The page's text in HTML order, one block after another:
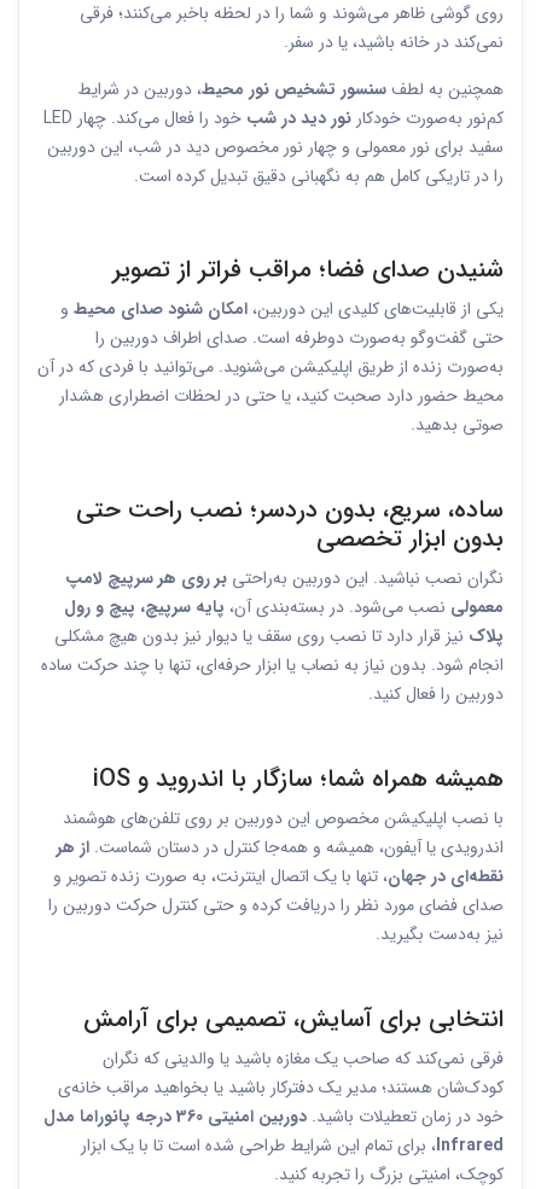
روی گوشی ظاهر می‌شوند و شما را در لحظه باخبر می‌کنند؛ فرقی
نمی‌کند در خانه باشید، یا در سفر.
همچنین به لطفسنسور تشخیص نور محیط، دوربین در شرایط
کم‌نور به‌صورت خودکار نور دید در شب
خود را فعال می‌کند. چهار LED
سفید برای نور معمولی و چهار نور مخصوص دید در شب، این دوربین
را در تاریکی کامل هم به نگهبانی دقیق تبدیل کرده است.
شنیدن صدای فضا؛ مراقب فراتر از تصویر
یکی از قابلیت‌های کلیدی این دوربین، امکان شنود صدای محیط و
حتی گفت‌وگو به‌صورت دوطرفه است. صدای اطراف دوربین را
به‌صورت زنده از طریق اپلیکیشن می‌شنوید. می‌توانید با فردی که در آن
محیط حضور دارد صحبت کنید، یا حتی در لحظات اضطراری هشدار
صوتی بدهید.
ساده، سریع، بدون دردسر؛ نصب راحت حتی
بدون ابزار تخصصی
نگران نصب نباشید. این دوربین به‌راحتی بر روی هر سرپیچ لامپ
معمولی نصب می‌شود. در بسته‌بندی آن، پایه سرپیچ، پیچ و رول
پلاک نیز قرار دارد تا نصب روی سقف یا دیوار نیز بدون هیچ مشکلی
انجام شود. بدون نیاز به نصاب یا ابزار حرفه‌ای، تنها با چند حرکت ساده
دوربین را فعال کنید.
همیشه همراه شما؛ سازگار با اندروید و iOS
با نصب اپلیکیشن مخصوص این دوربین بر روی تلفن‌های هوشمند
اندرویدی یا آیفون، همیشه و همه‌جا کنترل در دستان شماست. از هر
نقطه‌ای در جهان، تنها با یک اتصال اینترنت، به صورت زنده تصویر و
صدای فضای مورد نظر را دریافت کرده و حتی کنترل حرکت دوربین را
نیز به‌دست بگیرید.
انتخابی برای آسایش، تصمیمی برای آرامش
فرقی نمی‌کند که صاحب یک مغازه باشید یا والدینی که نگران
کودک‌شان هستند؛ مدیر یک دفترکار باشید یا بخواهید مراقب خانه‌ی
خود در زمان تعطیلات باشید.
دوربین امنیتی 360 درجه پانوراما مدل
Infrared، برای تمام این شرایط طراحی شده است تا با یک ابزار
کوچک، امنیتی بزرگ را تجربه کنید.